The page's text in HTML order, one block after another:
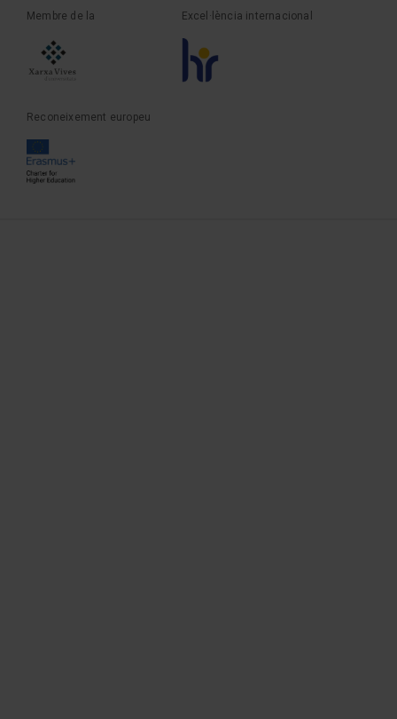
Membre de la Excel·lència internacional
Reconeixement europeu